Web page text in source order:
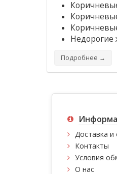
Недорогие
Подробнее →
Доставка и
Контакты
Условия
О нас